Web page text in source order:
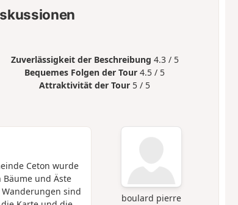
Zuverlässigkeit der Beschreibung 4.3 / 5
Bequemes Folgen der Tour 4.5 / 5
Attraktivität der Tour 5 / 5
boulard pierre
Ceton wurde
und Äste
sind